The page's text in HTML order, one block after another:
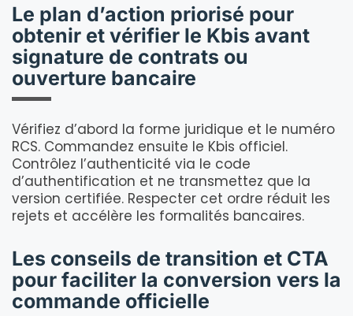
Le plan d’action priorisé pour
obtenir et vérifier le Kbis avant
signature de contrats ou
ouverture bancaire
Vérifiez d’abord la forme juridique et le numéro
RCS. Commandez ensuite le Kbis officiel.
Contrôlez l’authenticité via le code
d’authentification et ne transmettez que la
version certifiée. Respecter cet ordre réduit les
rejets et accélère les formalités bancaires.
Les conseils de transition et CTA
pour faciliter la conversion vers la
commande officielle